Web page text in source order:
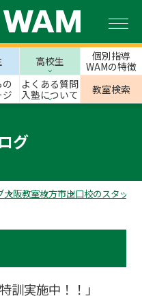
高校生
個別指導
WAMの特徴
ジ
よくある質問
入塾について
教室検索
グ
大阪教室枚方市出口校のスタッフ
訓実施中！！」